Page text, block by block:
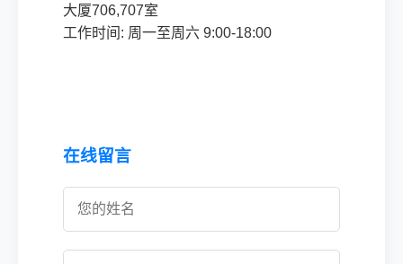
大厦706,707室
工作时间: 周一至周六 9:00-18:00
在线留言